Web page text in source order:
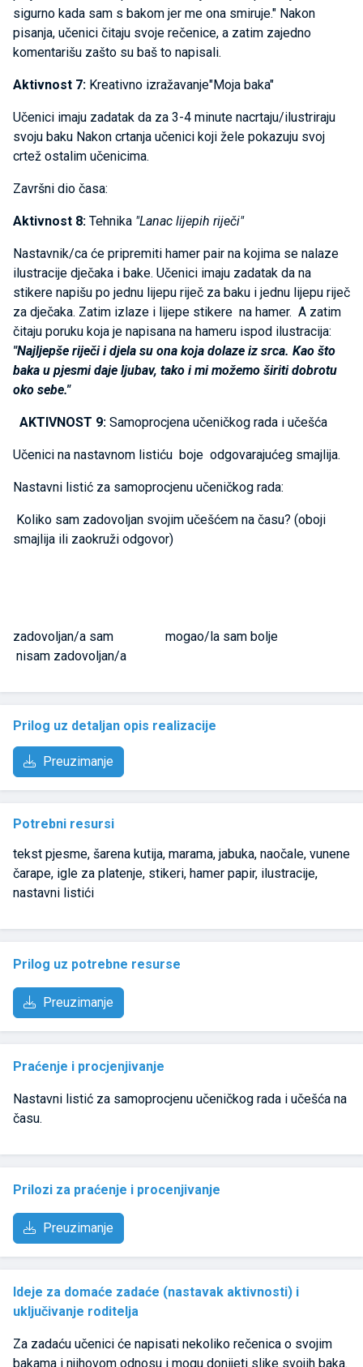
sigurno kada sam s bakom jer me ona smiruje." Nakon
pisanja, učenici čitaju svoje rečenice, a zatim zajedno
komentarišu zašto su baš to napisali.
Aktivnost 7: Kreativno izražavanje"Moja baka"
Učenici imaju zadatak da za 3-4 minute nacrtaju/ilustriraju
svoju baku Nakon crtanja učenici koji žele pokazuju svoj
crtež ostalim učenicima.
Završni dio časa:
Aktivnost 8: Tehnika "Lanac lijepih riječi"
Nastavnik/ca će pripremiti hamer pair na kojima se nalaze
ilustracije dječaka i bake. Učenici imaju zadatak da na
stikere napišu po jednu lijepu riječ za baku i jednu lijepu riječ
za dječaka. Zatim izlaze i lijepe stikere na hamer. A zatim
čitaju poruku koja je napisana na hameru ispod ilustracija:
"Najljepše riječi i djela su ona koja dolaze iz srca. Kao što
baka u pjesmi daje ljubav, tako i mi možemo širiti dobrotu
oko sebe."
AKTIVNOST 9: Samoprocjena učeničkog rada i učešća
Učenici na nastavnom listiću boje odgovarajućeg smajlija.
Nastavni listić za samoprocjenu učeničkog rada:
Koliko sam zadovoljan svojim učešćem na času? (oboji
smajlija ili zaokruži odgovor)
zadovoljan/a sam mogao/la sam bolje
nisam zadovoljan/a
Prilog uz detaljan opis realizacije
Preuzimanje
Potrebni resursi
tekst pjesme, šarena kutija, marama, jabuka, naočale, vunene
čarape, igle za platenje, stikeri, hamer papir, ilustracije,
nastavni listići
Prilog uz potrebne resurse
Preuzimanje
Praćenje i procjenjivanje
Nastavni listić za samoprocjenu učeničkog rada i učešća na
času.
Prilozi za praćenje i procenjivanje
Preuzimanje
Ideje za domaće zadaće (nastavak aktivnosti) i
uključivanje roditelja
Za zadaću učenici će napisati nekoliko rečenica o svojim
bakama i njihovom odnosu i mogu donijeti slike svojih baka.